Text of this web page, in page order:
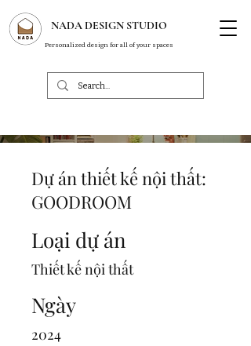
NADA DESIGN STUDIO
Personalized design for all of your spaces
Dự án thiết kế nội thất:
GOODROOM
Loại dự án
Thiết kế nội thất
Ngày
2024